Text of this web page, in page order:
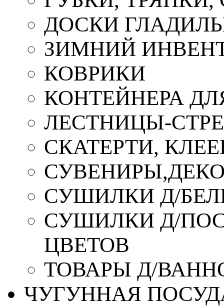
ДОСКИ
ЗИМНИЙ
КОВРИКИ
КОНТЕЙНЕРА
ЛЕСТНИЦЫ-
СКАТЕРТИ,
СУШИЛКИ Д/
СУШИЛКИ Д/
ЦВЕТОВ
ТОВАРЫ Д/
ЧУГУННАЯ